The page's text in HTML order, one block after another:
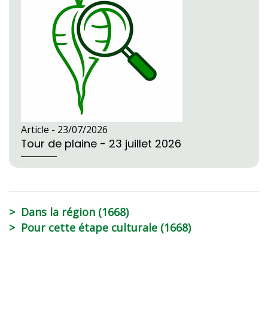
Article - 23/07/2026
Tour de plaine - 23 juillet 2026
Dans la région (1668)
Pour cette étape culturale (1668)